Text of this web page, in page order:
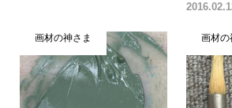
画材の神さま 画材の